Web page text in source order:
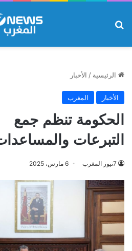
الرئيسية / الأخبار
الأخبار المغرب
الحكومة تنظم جمع
التبرعات
7نيوز المغرب 6 مارس، 2025